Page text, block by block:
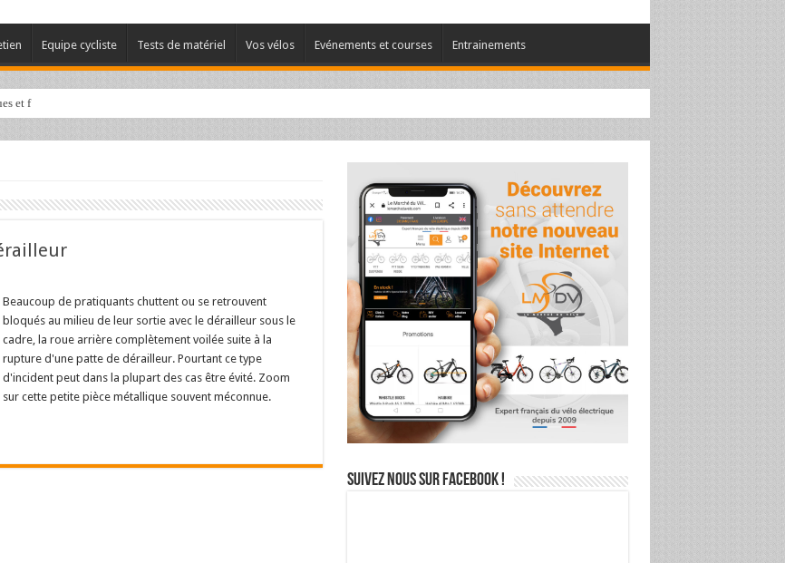
Equipe cycliste Tests de matériel Vos vélos Evénements et courses Entrainements
et faux sites de vente e
Beaucoup de pratiquants chuttent ou se retrouvent
bloqués au milieu de leur sortie avec le dérailleur sous le
cadre, la roue arrière complètement voilée suite à la
rupture d'une patte de dérailleur. Pourtant ce type
d'incident peut dans la plupart des cas être évité. Zoom
sur cette petite pièce métallique souvent méconnue.
Suivez nous sur Facebook !